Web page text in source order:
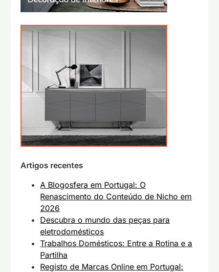
Artigos recentes
A Blogosfera em Portugal: O
Renascimento do Conteúdo de Nicho em
2026
Descubra o mundo das peças para
eletrodomésticos
Trabalhos Domésticos: Entre a Rotina e a
Partilha
Registo de Marcas Online em Portugal: